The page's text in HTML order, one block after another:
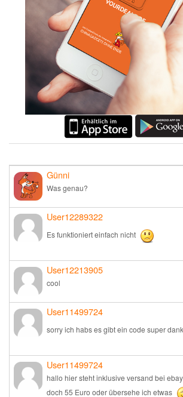
Günni
Was genau?
User12289322
Es funktioniert einfach nicht
User12213905
cool
User11499724
sorry ich habs es gibt ein code super
User11499724
hallo hier steht inklusive versand bei
doch 55 Euro oder übersehe ich etwas